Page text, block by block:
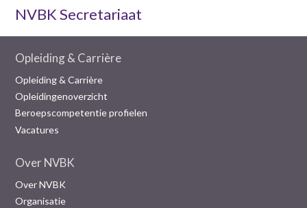
NVBK Secretariaat
Opleiding & Carrière
Opleiding & Carrière
Opleidingenoverzicht
Beroepscompetentie profielen
Vacatures
Over NVBK
Over NVBK
Organisatie